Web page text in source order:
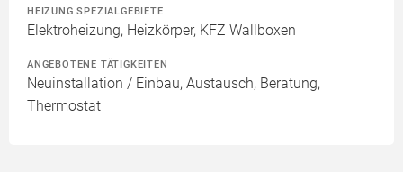
HEIZUNG SPEZIALGEBIETE
Elektroheizung, Heizkörper, KFZ Wallboxen
ANGEBOTENE TÄTIGKEITEN
Neuinstallation / Einbau, Austausch, Beratung,
Thermostat